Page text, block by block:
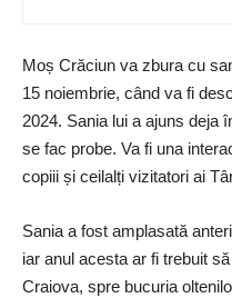
Moș Crăciun va zbura cu
15 noiembrie, când va fi
2024. Sania lui a ajuns deja
se fac probe. Va fi una
copiii și ceilalți vizitatori ai
Sania a fost amplasată
iar anul acesta ar fi trebuit
Craiova, spre bucuria